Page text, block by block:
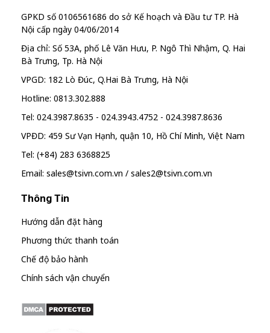
GPKD số 0106561686 do sở Kế hoạch và Đầu tư TP. Hà
Nội cấp ngày 04/06/2014
Địa chỉ: Số 53A, phố Lê Văn Hưu, P. Ngô Thì Nhậm, Q. Hai
Bà Trưng, Tp. Hà Nội
VPGD: 182 Lò Đúc, Q.Hai Bà Trưng, Hà Nội
Hotline: 0813.302.888
Tel: 024.3987.8635 - 024.3943.4752 - 024.3987.8636
VPĐD: 459 Sư Vạn Hạnh, quận 10, Hồ Chí Minh, Việt Nam
Tel: (+84) 283 6368825
Email: sales@tsivn.com.vn / sales2@tsivn.com.vn
Thông Tin
Hướng dẫn đặt hàng
Phương thức thanh toán
Chế độ bảo hành
Chính sách vận chuyển